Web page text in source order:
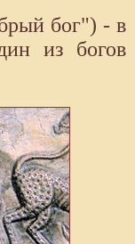
бог") - в
из богов